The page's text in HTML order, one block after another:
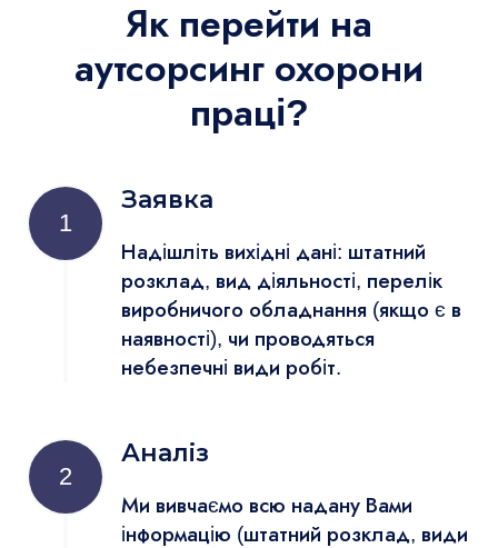
Як перейти на
аутсорсинг охорони
праці?
1
Заявка
Надішліть вихідні дані: штатний
розклад, вид діяльності, перелік
виробничого обладнання (якщо є в
наявності), чи проводяться
небезпечні види робіт.
2
Аналіз
Ми вивчаємо всю надану Вами
інформацію (штатний розклад, види